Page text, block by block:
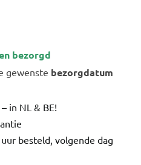
bezorgd
gewenste bezorgdatum
in NL & BE!
besteld, volgende dag